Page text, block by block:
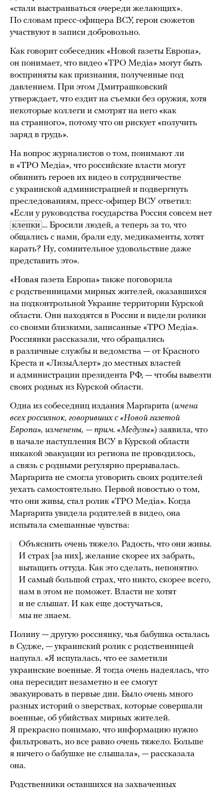
«стали выстраиваться очереди желающих».
По словам пресс-офицера ВСУ, герои сюжетов
участвуют в записи добровольно.
Как говорит собеседник «Новой газеты Европа»,
он понимает, что видео «ТРО Медіа» могут быть
восприняты как признания, полученные под
давлением. При этом Дмитрашковский
утверждает, что ездит на съемки без оружия, хотя
некоторые коллеги и смотрят на него «как
на странного», потому что он рискует «получить
заряд в грудь».
На вопрос журналистов о том, понимают ли
в «ТРО Медіа», что российские власти могут
обвинить героев их видео в сотрудничестве
с украинской администрацией и подвергнуть
преследованиям, пресс-офицер ВСУ ответил:
«Если у руководства государства Россия совсем нет
клепки … Бросили людей, а теперь за то, что
общались с нами, брали еду, медикаменты, хотят
карать? Ну, сомнительное удовольствие даже
представить это».
«Новая газета Европа» также поговорила
с родственницами мирных жителей, оказавшихся
на подконтрольной Украине территории Курской
области. Они находятся в России и видели ролики
со своими близкими, записанные «ТРО Медіа».
Россиянки рассказали, что обращались
в различные службы и ведомства — от Красного
Креста и «ЛизыАлерт» до местных властей
и администрации президента РФ, — чтобы вывезти
своих родных из Курской области.
Одна из собеседниц издания Маргарита (имена
всех россиянок, говоривших с «Новой газетой
Европа», изменены, — прим. «Медузы») заявила, что
в начале наступления ВСУ в Курской области
никакой эвакуации из региона не проводилось,
а связь с родными регулярно прерывалась.
Маргарита не смогла уговорить своих родителей
уехать самостоятельно. Первой новостью о том,
что они живы, стал ролик «ТРО Медіа». Когда
Маргарита увидела родителей в видео, она
испытала смешанные чувства:
Объяснить очень тяжело. Радость, что они живы.
И страх [за них], желание скорее их забрать,
вытащить оттуда. Как это сделать, непонятно.
И самый большой страх, что никто, скорее всего,
нам в этом не поможет. Власти не хотят
и не слышат. И как еще достучаться,
мы не знаем.
Полину — другую россиянку, чья бабушка осталась
в Судже, — украинский ролик с родственницей
напугал. «Я испугалась, что ее заметили
украинские военные. Я тогда очень надеялась, что
она пересидит незаметно и ее смогут
эвакуировать в первые дни. Было очень много
разных историй о зверствах, которые совершали
военные, об убийствах мирных жителей.
Я прекрасно понимаю, что информацию нужно
фильтровать, но все равно очень тяжело. Больше
я ничего о бабушке не слышала», — рассказала
она.
Родственники оставшихся на захваченных